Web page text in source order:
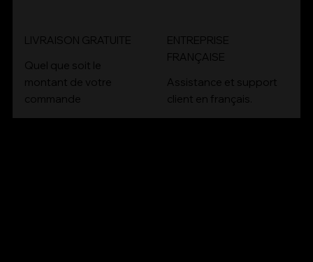
LIVRAISON GRATUITE
Quel que soit le
montant de votre
commande
ENTREPRISE
FRANÇAISE
Assistance et support
client en français.